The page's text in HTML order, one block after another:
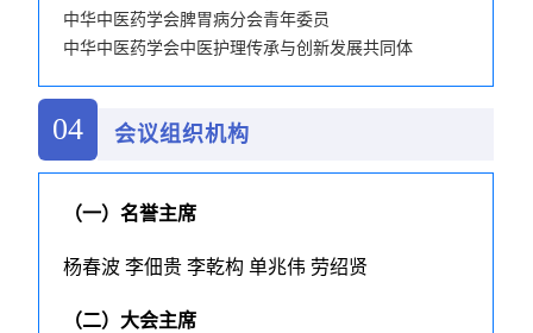
中华中医药学会脾胃病分会青年委员
中华中医药学会中医护理传承与创新发展共同体
04 会议组织机构
（一）名誉主席
杨春波 李佃贵 李乾构 单兆伟 劳绍贤
（二）大会主席